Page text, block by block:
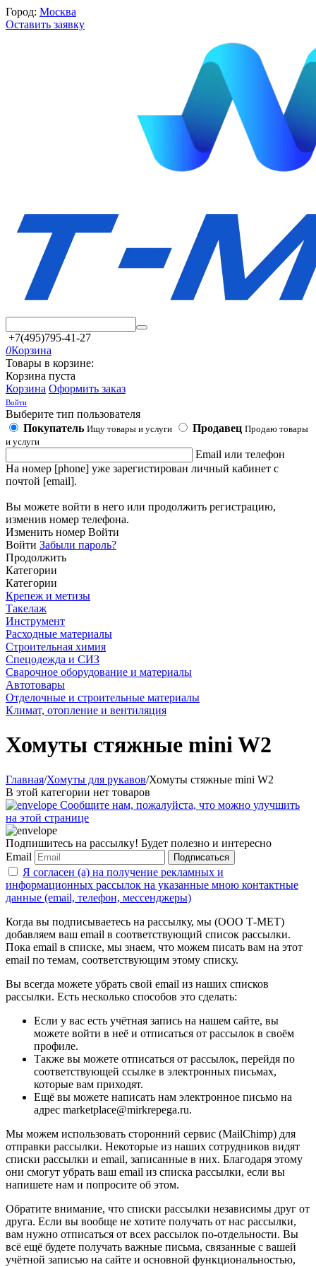
Город: Москва
Оставить заявку
+7(495)795-41-27
0Корзина
Товары в корзине:
Корзина пуста
Корзина Оформить заказ
Войти
Выберите тип пользователя
Покупатель Ищу товары и услуги Продавец Продаю товары
и услуги
Email или телефон
На номер [phone] уже зарегистирован личный кабинет с
почтой [email].
Вы можете войти в него или продолжить регистрацию,
изменив номер телефона.
Изменить номер Войти
Войти Забыли пароль?
Продолжить
Категории
Категории
Крепеж и метизы
Такелаж
Инструмент
Расходные материалы
Строительная химия
Спецодежда и СИЗ
Сварочное оборудование и материалы
Автотовары
Отделочные и строительные материалы
Климат, отопление и вентиляция
Хомуты стяжные mini W2
Главная/Хомуты для рукавов/Хомуты стяжные mini W2
В этой категории нет товаров
Сообщите нам, пожалуйста, что можно улучшить
на этой странице
Подпишитесь на рассылку! Будет полезно и интересно
Email
Подписаться
Я согласен (а) на получение рекламных и
информационных рассылок на указанные мною контактные
данные (email, телефон, мессенджеры)
Когда вы подписываетесь на рассылку, мы (ООО Т-МЕТ)
добавляем ваш email в соответствующий список рассылки.
Пока email в списке, мы знаем, что можем писать вам на этот
email по темам, соответствующим этому списку.
Вы всегда можете убрать свой email из наших списков
рассылки. Есть несколько способов это сделать:
Если у вас есть учётная запись на нашем сайте, вы
можете войти в неё и отписаться от рассылок в своём
профиле.
Также вы можете отписаться от рассылок, перейдя по
соответствующей ссылке в электронных письмах,
которые вам приходят.
Ещё вы можете написать нам электронное письмо на
адрес marketplace@mirkrepega.ru.
Мы можем использовать сторонний сервис (MailChimp) для
отправки рассылки. Некоторые из наших сотрудников видят
списки рассылки и email, записанные в них. Благодаря этому
они смогут убрать ваш email из списка рассылки, если вы
напишете нам и попросите об этом.
Обратите внимание, что списки рассылки независимы друг от
друга. Если вы вообще не хотите получать от нас рассылки,
вам нужно отписаться от всех рассылок по-отдельности. Вы
всё ещё будете получать важные письма, связанные с вашей
учётной записью на сайте и основной функциональностью,